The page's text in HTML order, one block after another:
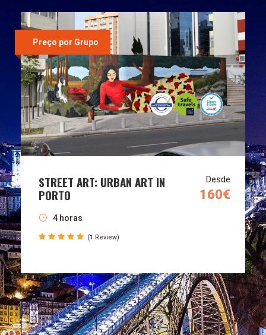
Preço por Grupo
STREET ART: URBAN ART IN
PORTO
Desde
160€
4 horas
(1 Review)